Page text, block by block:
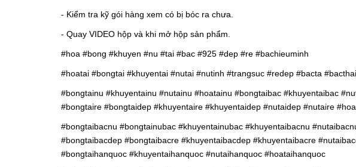
- Kiểm tra kỹ gói hàng xem có bị bóc ra chưa.
- Quay VIDEO hộp và khi mở hộp sản phẩm.
#hoa #bong #khuyen #nu #tai #bac #925 #dep #re #bachieuminh
#hoatai #bongtai #khuyentai #nutai #nutinh #trangsuc #redep #bacta
#bongtainu #khuyentainu #nutainu #hoatainu #bongtaibac #khuyentaibac
#bongtaire #bongtaidep #khuyentaire #khuyentaidep #nutaidep #nutaire
#bongtaibacnu #bongtainubac #khuyentainubac #khuyentaibacnu
#bongtaibacdep #bongtaibacre #khuyentaibacdep #khuyentaibacre
#bongtaihanquoc #khuyentaihanquoc #nutaihanquoc #hoataihanquoc